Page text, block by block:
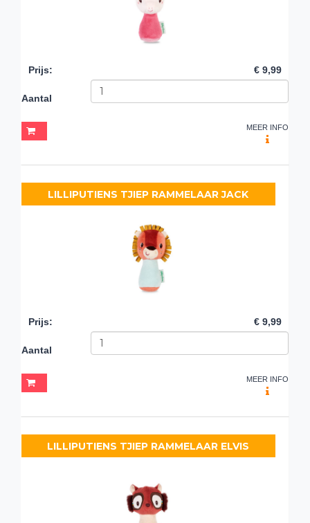
Prijs: € 9,99
Aantal
MEER INFO
LILLIPUTIENS TJIEP RAMMELAAR JACK
Prijs: € 9,99
Aantal
MEER INFO
LILLIPUTIENS TJIEP RAMMELAAR ELVIS